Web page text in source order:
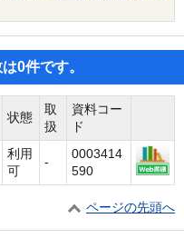
0件です。
状態
取
扱
資料コー
ド
利用
可
-
0003414
590
ページの先頭へ